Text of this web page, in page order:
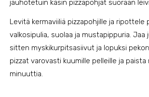
jauhotetuin käsin pizzapohjat suoraan
Levitä kermaviiliä pizzapohjille ja ripottele
valkosipulia, suolaa ja mustapippuria. Jaa
sitten myskikurpitsasiivut ja lopuksi
pizzat varovasti kuumille pelleille ja paista
minuuttia.